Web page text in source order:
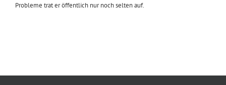
Probleme trat er öffentlich nur noch selten auf.